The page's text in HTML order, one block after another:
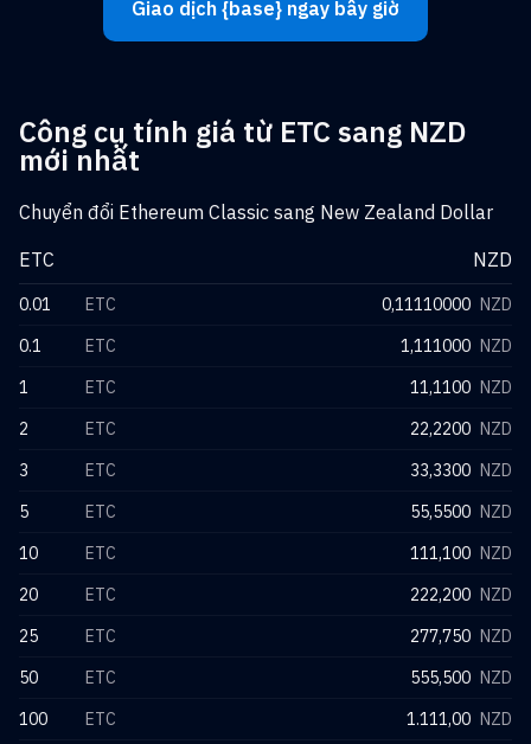
Giao dịch {base} ngay bây giờ
Công cụ tính giá từ ETC sang NZD
mới nhất
Chuyển đổi Ethereum Classic sang New Zealand Dollar
ETC
NZD
0.01 ETC 0,11110000 NZD
0.1
ETC 1,111000 NZD
1
ETC 11,1100 NZD
2
ETC 22,2200 NZD
3
ETC 33,3300 NZD
5
ETC 55,5500 NZD
10
ETC 111,100 NZD
20
ETC 222,200 NZD
25
ETC 277,750 NZD
50
ETC 555,500 NZD
100
ETC 1.111,00 NZD